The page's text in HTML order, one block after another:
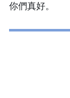
你們真好。